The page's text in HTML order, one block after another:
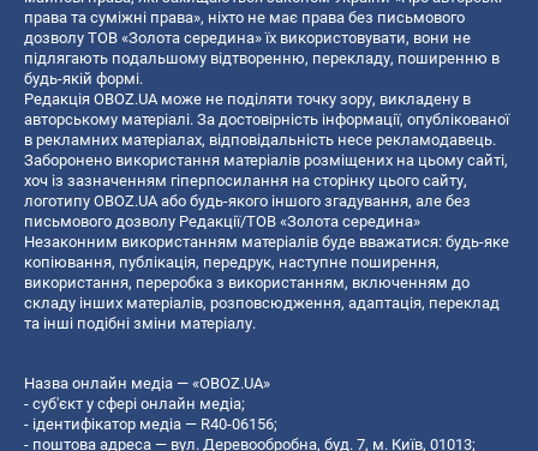
права та суміжні права», ніхто не має права без письмового
дозволу ТОВ «Золота середина» їх використовувати, вони не
підлягають подальшому відтворенню, перекладу, поширенню в
будь-якій формі.
Редакція OBOZ.UA може не поділяти точку зору, викладену в
авторському матеріалі. За достовірність інформації, опублікованої
в рекламних матеріалах, відповідальність несе рекламодавець.
Заборонено використання матеріалів розміщених на цьому сайті,
хоч із зазначенням гіперпосилання на сторінку цього сайту,
логотипу OBOZ.UA або будь-якого іншого згадування, але без
письмового дозволу Редакції/ТОВ «Золота середина»
Незаконним використанням матеріалів буде вважатися: будь-яке
копiювання, публiкацiя, передрук, наступне поширення,
використання, переробка з використанням, включенням до
складу інших матеріалів, розповсюдження, адаптація, переклад
та інші подібні зміни матеріалу.
Назва онлайн медіа — «OBOZ.UA»
- суб'єкт у сфері онлайн медіа;
- ідентифікатор медіа — R40-06156;
- поштова адреса — вул. Деревообробна, буд. 7, м. Київ, 01013;